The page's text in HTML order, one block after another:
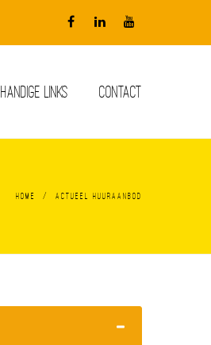
HANDIGE LINKS CONTACT
Home / Actueel huuraanbod